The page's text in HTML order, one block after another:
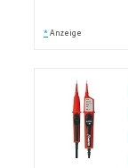
* Anzeige